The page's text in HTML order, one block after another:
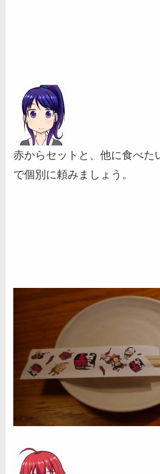
赤からセットと、他に食べた
で個別に頼みましょう。